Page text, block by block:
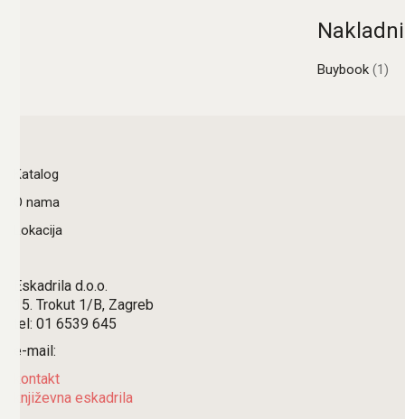
Buybook (1)
Katalog
O nama
Lokacija
Eskadrila d.o.o.
15. Trokut 1/B, Zagreb
tel: 01 6539 645
e-mail:
kontakt
književna eskadrila